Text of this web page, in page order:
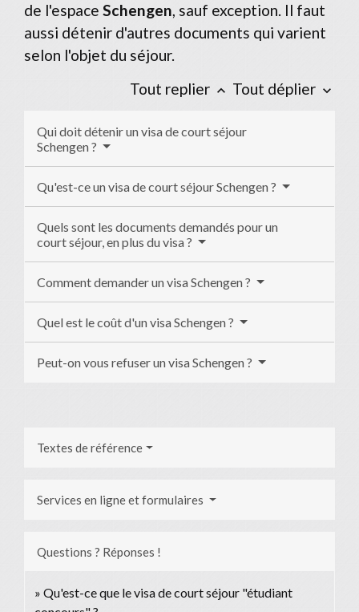
de l'espace Schengen, sauf exception. Il faut
aussi détenir d'autres documents qui varient
selon l'objet du séjour.
Tout replier keyboard_arrow_up Tout déplier keyboard_arrow_down
Qui doit détenir un visa de court séjour
Schengen ?
Qu'est-ce un visa de court séjour Schengen ?
Quels sont les documents demandés pour un
court séjour, en plus du visa ?
Comment demander un visa Schengen ?
Quel est le coût d'un visa Schengen ?
Peut-on vous refuser un visa Schengen ?
Textes de référence
Services en ligne et formulaires
Questions ? Réponses !
Qu'est-ce que le visa de court séjour "étudiant